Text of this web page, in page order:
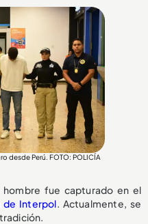
desde Perú. FOTO: POLICÍA
fue capturado en el
de Interpol. Actualmente, se